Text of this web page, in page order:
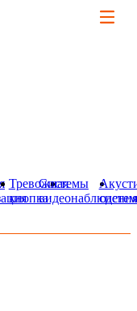
Тревожная
кнопка
Системы
видеонаблюдения